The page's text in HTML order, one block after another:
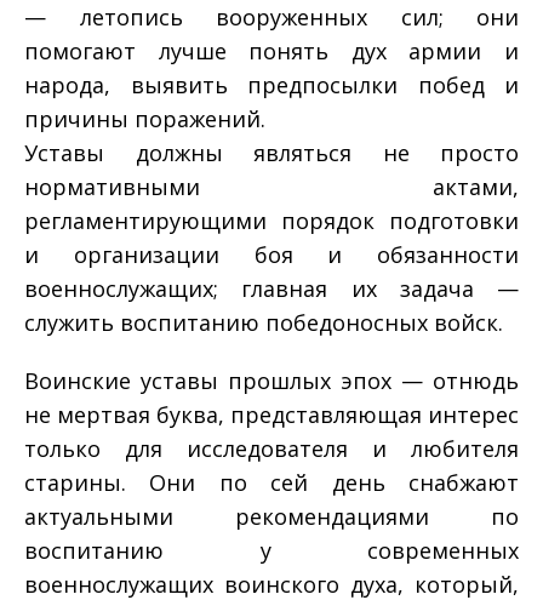
— летопись вооруженных сил; они
помогают лучше понять дух армии и
народа, выявить предпосылки побед и
причины поражений.
Уставы должны являться не просто
нормативными актами,
регламентирующими порядок подготовки
и организации боя и обязанности
военнослужащих; главная их задача —
служить воспитанию победоносных войск.
Воинские уставы прошлых эпох — отнюдь
не мертвая буква, представляющая интерес
только для исследователя и любителя
старины. Они по сей день снабжают
актуальными рекомендациями по
воспитанию у современных
военнослужащих воинского духа, который,